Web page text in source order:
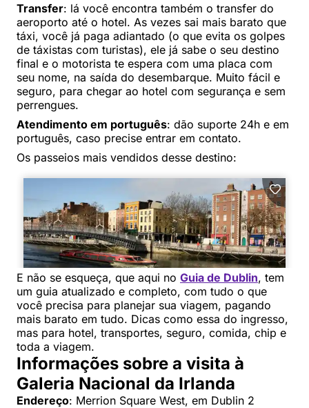
Transfer: lá você encontra também o transfer do
aeroporto até o hotel. As vezes sai mais barato que
táxi, você já paga adiantado (o que evita os golpes
de táxistas com turistas), ele já sabe o seu destino
final e o motorista te espera com uma placa com
seu nome, na saída do desembarque. Muito fácil e
seguro, para chegar ao hotel com segurança e sem
perrengues.
Atendimento em português: dão suporte 24h e em
português, caso precise entrar em contato.
Os passeios mais vendidos desse destino:
E não se esqueça, que aqui no Guia de Dublin, tem
um guia atualizado e completo, com tudo o que
você precisa para planejar sua viagem, pagando
mais barato em tudo. Dicas como essa do ingresso,
mas para hotel, transportes, seguro, comida, chip e
toda a viagem.
Informações sobre a visita à
Galeria Nacional da Irlanda
Endereço: Merrion Square West, em Dublin 2